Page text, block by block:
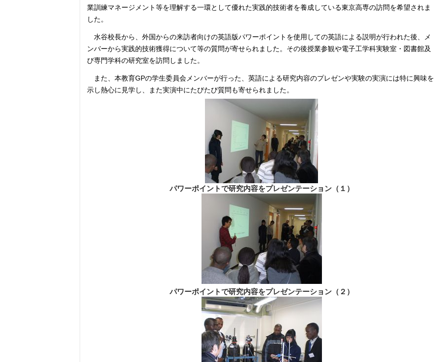
業訓練マネージメント等を理解する一環として優れた実践的技術者を養成している東京高専の訪問を希望されま
した。
水谷校長から、外国からの来訪者向けの英語版パワーポイントを使用しての英語による説明が行われた後、メ
ンバーから実践的技術獲得について等の質問が寄せられました。その後授業参観や電子工学科実験室・図書館及
び専門学科の研究室を訪問しました。
また、本教育GPの学生委員会メンバーが行った、英語による研究内容のプレゼンや実験の実演には特に興味を
示し熱心に見学し、また実演中にたびたび質問も寄せられました。
パワーポイントで研究内容をプレゼンテーション（１）
パワーポイントで研究内容をプレゼンテーション（２）